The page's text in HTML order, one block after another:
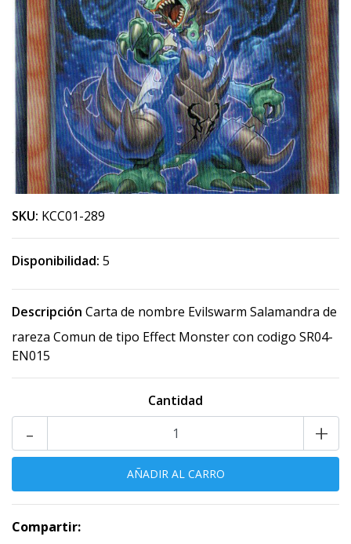
SKU: KCC01-289
Disponibilidad: 5
Descripción Carta de nombre Evilswarm Salamandra de
rareza Comun de tipo Effect Monster con codigo SR04-
EN015
Cantidad
+
-
Compartir: